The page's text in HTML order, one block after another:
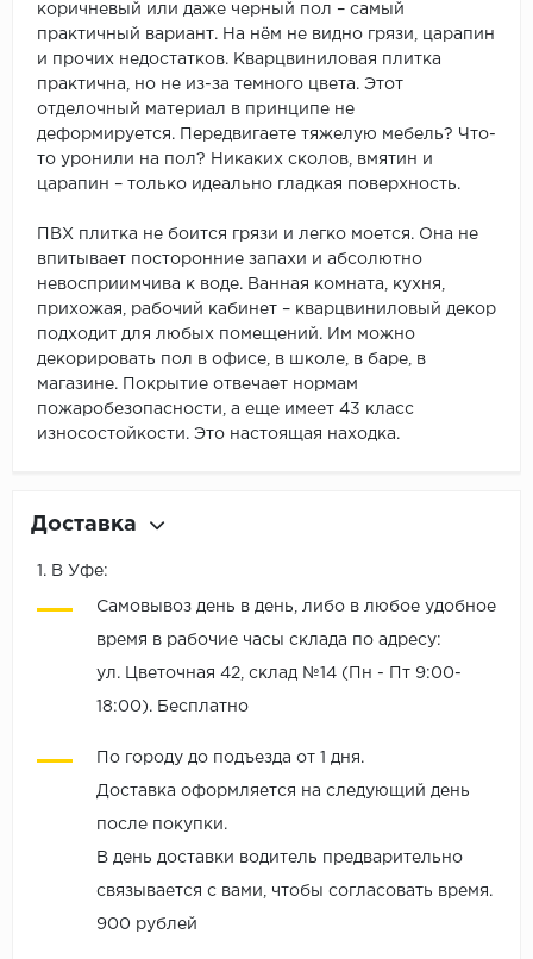
коричневый или даже черный пол – самый
практичный вариант. На нём не видно грязи, царапин
и прочих недостатков. Кварцвиниловая плитка
практична, но не из-за темного цвета. Этот
отделочный материал в принципе не
деформируется. Передвигаете тяжелую мебель? Что-
то уронили на пол? Никаких сколов, вмятин и
царапин – только идеально гладкая поверхность.
ПВХ плитка не боится грязи и легко моется. Она не
впитывает посторонние запахи и абсолютно
невосприимчива к воде. Ванная комната, кухня,
прихожая, рабочий кабинет – кварцвиниловый декор
подходит для любых помещений. Им можно
декорировать пол в офисе, в школе, в баре, в
магазине. Покрытие отвечает нормам
пожаробезопасности, а еще имеет 43 класс
износостойкости. Это настоящая находка.
Доставка
1. В Уфе:
Самовывоз день в день, либо в любое удобное
время в рабочие часы склада по адресу:
ул. Цветочная 42, склад №14 (Пн - Пт 9:00-
18:00). Бесплатно
По городу до подъезда от 1 дня.
Доставка оформляется на следующий день
после покупки.
В день доставки водитель предварительно
связывается с вами, чтобы согласовать время.
900 рублей